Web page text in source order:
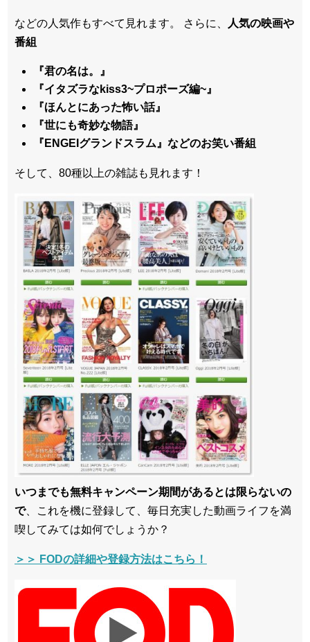
などの人気作もすべて見れます。 さらに、
人気の映画や
番組
『君の名は。』
『イタズラなkiss3~プロポーズ編~』
『ほんとにあった怖い話』
『世にも奇妙な物語』
『ENGEIグランドスラム』などのお笑い番組
そして、80種以上の雑誌も見れます！
いつまでも無料キャンペーン期間があるとは限らないの
で、これを機に登録して、毎日充実した動画ライフを満
喫してみては如何でしょうか？
＞＞ FODの詳細や登録方法はこちら！